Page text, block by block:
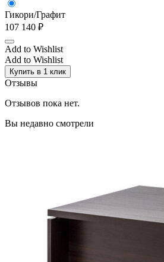
Гикори/Графит
107 140 ₽
Add to Wishlist
Add to Wishlist
Купить в 1 клик
Отзывы
Отзывов пока нет.
Вы недавно смотрели